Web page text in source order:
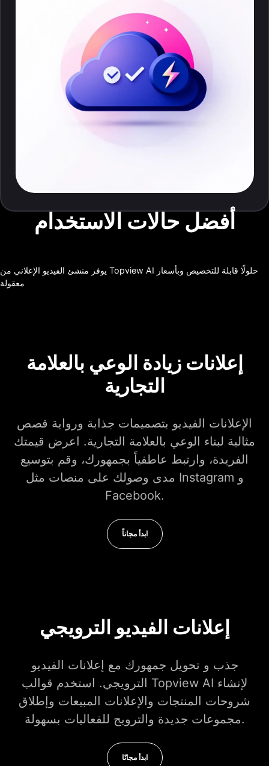
أفضل حالات الاستخدام
يوفر منشئ الفيديو الإعلاني من Topview AI حلولًا قابلة للتخصيص وبأسعار
معقولة
إعلانات زيادة الوعي بالعلامة
التجارية
الإعلانات الفيديو بتصميمات جذابة ورواية قصص
مثالية لبناء الوعي بالعلامة التجارية. اعرض قيمتك
الفريدة، وارتبط عاطفياً بجمهورك، وقم بتوسيع
مدى وصولك على منصات مثل Instagram و
Facebook.
ابدأ مجاناً
إعلانات الفيديو الترويجي
جذب و تحويل جمهورك مع إعلانات الفيديو
الترويجي. استخدم قوالب Topview AI لإنشاء
شروحات المنتجات والإعلانات المبيعات وإطلاق
مجموعات جديدة والترويج للفعاليات بسهولة.
ابدأ مجانًا